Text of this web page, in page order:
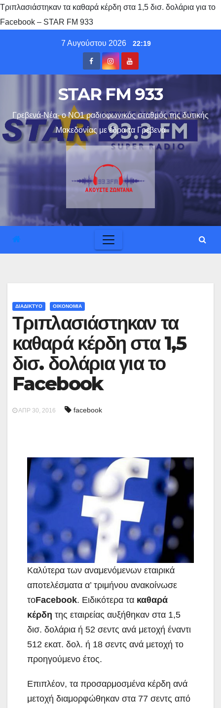
Τριπλασιάστηκαν τα καθαρά κέρδη στα 1,5 δισ. δολάρια για το
Facebook – STAR FM 933
7 Αυγούστου 2026 22:19
STAR FM 933
Γρεβενά-Νέα- ο ΝΟ1 ραδιοφωνικός σταθμός της δυτικής
Μακεδονίας με έδρα τα Γρεβενα
ΔΙΑΔΙΚΤΥΟ ΟΙΚΟΝΟΜΙΑ
Τριπλασιάστηκαν τα
καθαρά κέρδη στα 1,5
δισ. δολάρια για το
Facebook
ΑΠΡ 30, 2016 facebook
Καλύτερα των αναμενόμενων εταιρικά
αποτελέσματα α’ τριμήνου ανακοίνωσε
τοFacebook. Ειδικότερα τα καθαρά
κέρδη της εταιρείας αυξήθηκαν στα 1,5
δισ. δολάρια ή 52 σεντς ανά μετοχή έναντι
512 εκατ. δολ. ή 18 σεντς ανά μετοχή το
προηγούμενο έτος.
Επιπλέον, τα προσαρμοσμένα κέρδη ανά
μετοχή διαμορφώθηκαν στα 77 σεντς από